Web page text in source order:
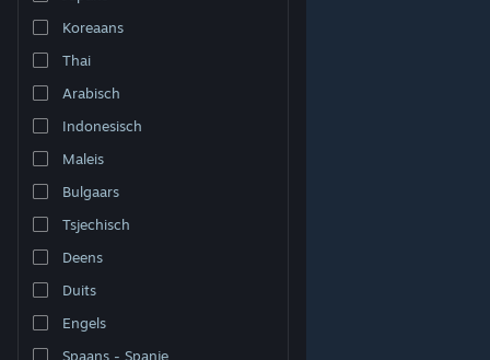
Download de mobiele Steam-app
Desktopwebsite weergeven
Koreaans
Thai
Arabisch
Indonesisch
Maleis
Bulgaars
Tsjechisch
Deens
Duits
Engels
Spaans - Spanje